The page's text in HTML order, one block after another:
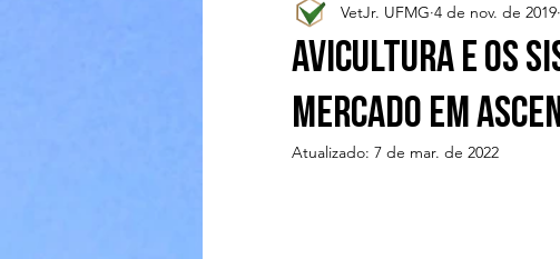
Suinocultura Ovinocultura
Avicultura e os
mercado em
VetJr. UFMG 4 de nov. de 2019
Atualizado: 7 de mar. de 2022